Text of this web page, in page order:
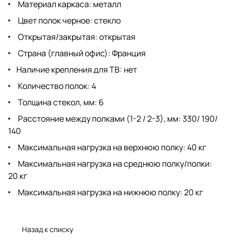
Материал каркаса: металл
Цвет полок черное: стекло
Открытая/закрытая: открытая
Страна (главный офис): Франция
Наличие крепления для ТВ: нет
Количество полок: 4
Толщина стекол, мм: 6
Расстояние между полками (1-2 / 2-3), мм: 330/ 190/
140
Максимальная нагрузка на верхнюю полку: 40 кг
Максимальная нагрузка на среднюю полку/полки:
20 кг
Максимальная нагрузка на нижнюю полку: 20 кг
Назад к списку